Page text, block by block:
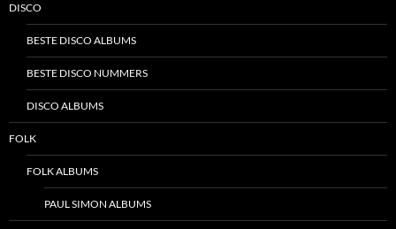
DISCO
BESTE DISCO ALBUMS
BESTE DISCO NUMMERS
DISCO ALBUMS
FOLK
FOLK ALBUMS
PAUL SIMON ALBUMS